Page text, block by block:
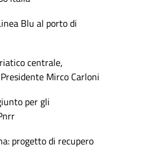
Blu al porto di
centrale,
Mirco Carloni
per gli
progetto di recupero